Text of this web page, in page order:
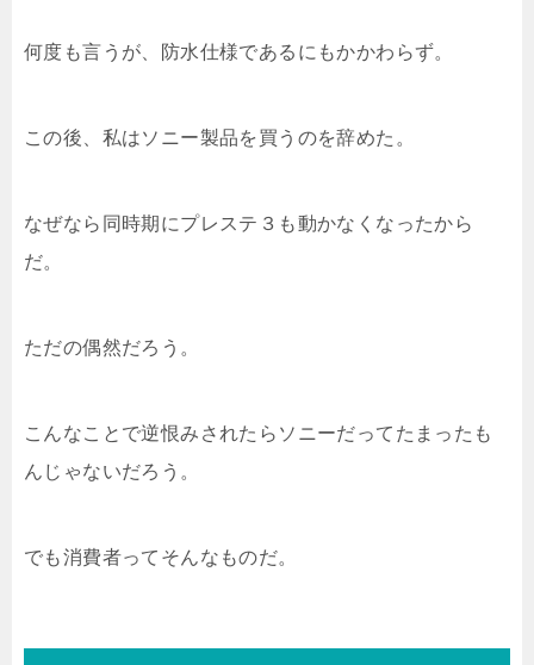
何度も言うが、防水仕様であるにもかかわらず。
この後、私はソニー製品を買うのを辞めた。
なぜなら同時期にプレステ３も動かなくなったから
だ。
ただの偶然だろう。
こんなことで逆恨みされたらソニーだってたまったも
んじゃないだろう。
でも消費者ってそんなものだ。